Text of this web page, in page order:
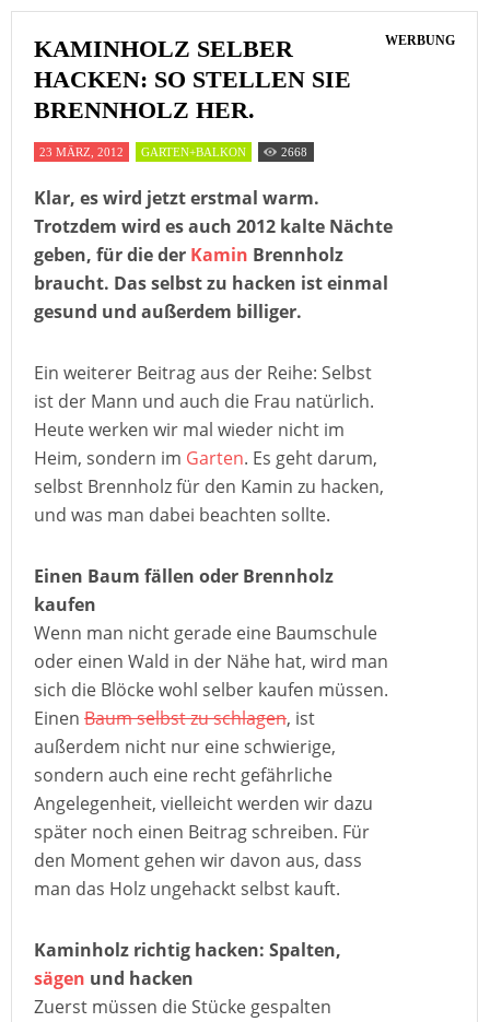
KAMINHOLZ SELBER
HACKEN: SO STELLEN SIE
BRENNHOLZ HER.
WERBUNG
23 MÄRZ, 2012 GARTEN+BALKON 2668
Klar, es wird jetzt erstmal warm.
Trotzdem wird es auch 2012 kalte Nächte
geben, für die der Kamin Brennholz
braucht. Das selbst zu hacken ist einmal
gesund und außerdem billiger.
Ein weiterer Beitrag aus der Reihe: Selbst
ist der Mann und auch die Frau natürlich.
Heute werken wir mal wieder nicht im
Heim, sondern im Garten. Es geht darum,
selbst Brennholz für den Kamin zu hacken,
und was man dabei beachten sollte.
Einen Baum fällen oder Brennholz
kaufen
Wenn man nicht gerade eine Baumschule
oder einen Wald in der Nähe hat, wird man
sich die Blöcke wohl selber kaufen müssen.
Einen Baum selbst zu schlagen, ist
außerdem nicht nur eine schwierige,
sondern auch eine recht gefährliche
Angelegenheit, vielleicht werden wir dazu
später noch einen Beitrag schreiben. Für
den Moment gehen wir davon aus, dass
man das Holz ungehackt selbst kauft.
Kaminholz richtig hacken: Spalten,
sägen und hacken
Zuerst müssen die Stücke gespalten